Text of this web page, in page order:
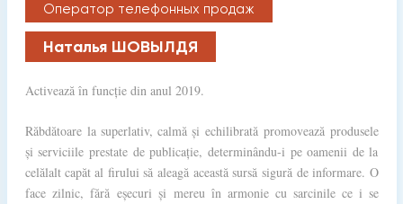
Оператор телефонных продаж
Наталья ШОВЫЛДЯ
Activează în funcție din anul 2019.
Răbdătoare la superlativ, calmă și echilibrată promovează produsele
și serviciile prestate de publicație, determinându-i pe oamenii de la
celălalt capăt al firului să aleagă această sursă sigură de informare. O
face zilnic, fără eșecuri și mereu în armonie cu sarcinile ce i se